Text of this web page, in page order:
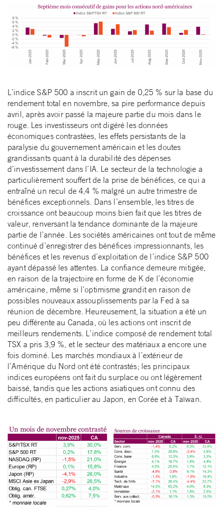
L’indice S&P 500 a inscrit un gain de 0,25 % sur la base du
rendement total en novembre, sa pire performance depuis
avril, après avoir passé la majeure partie du mois dans le
rouge. Les investisseurs ont digéré les données
économiques contrastées, les effets persistants de la
paralysie du gouvernement américain et les doutes
grandissants quant à la durabilité des dépenses
d’investissement dans l’IA. Le secteur de la technologie a
particulièrement souffert de la prise de bénéfices, ce qui a
entraîné un recul de 4,4 % malgré un autre trimestre de
bénéfices exceptionnels. Dans l’ensemble, les titres de
croissance ont beaucoup moins bien fait que les titres de
valeur, renversant la tendance dominante de la majeure
partie de l’année. Les sociétés américaines ont tout de même
continué d’enregistrer des bénéfices impressionnants, les
bénéfices et les revenus d’exploitation de l’indice S&P 500
ayant dépassé les attentes. La confiance demeure mitigée,
en raison de la trajectoire en forme de K de l’économie
américaine, même si l’optimisme grandit en raison de
possibles nouveaux assouplissements par la Fed à sa
réunion de décembre. Heureusement, la situation a été un
peu différente au Canada, où les actions ont inscrit de
meilleurs rendements. L’indice composé de rendement total
TSX a pris 3,9 %, et le secteur des matériaux a encore une
fois dominé. Les marchés mondiaux à l’extérieur de
l’Amérique du Nord ont été contrastés; les principaux
indices européens ont fait du surplace ou ont légèrement
baissé, tandis que les actions asiatiques ont connu des
difficultés, en particulier au Japon, en Corée et à Taïwan.